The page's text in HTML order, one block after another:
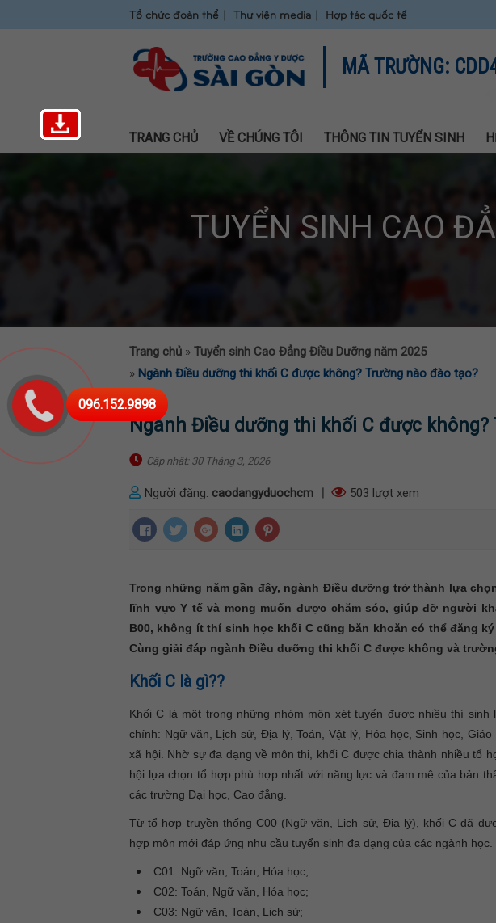
Tổ chức đoàn thể Thư viện media Hợp tác quốc tế
MÃ TRƯỜNG:
TRANG CHỦ VỀ CHÚNG TÔI THÔNG TIN TUYỂN SINH
096.152.9898
TUYỂN SINH CAO
Trang chủ » Tuyển sinh Cao Đẳng Điều Dưỡng năm 2025
» Ngành Điều dưỡng thi khối C được không? Trường nào đào tạo?
Ngành Điều dưỡng thi khối C được không?
Cập nhật: 30 Tháng 3, 2026
Người đăng: caodangyduochcm 503 lượt xem
Trong những năm gần đây, ngành Điều dưỡng trở thành lựa
lĩnh vực Y tế và mong muốn được chăm sóc, giúp đỡ người
B00, không ít thí sinh học khối C cũng băn khoăn có thể đăng
Cùng giải đáp ngành Điều dưỡng thi khối C được không và
Khối C là gì??
Khối C là một trong những nhóm môn xét tuyển được nhiều thí
chính: Ngữ văn, Lịch sử, Địa lý, Toán, Vật lý, Hóa học, Sinh học,
xã hội. Nhờ sự đa dạng về môn thi, khối C được chia thành nhiều tổ
hội lựa chọn tổ hợp phù hợp nhất với năng lực và đam mê của bản
các trường Đại học, Cao đẳng.
Từ tổ hợp truyền thống C00 (Ngữ văn, Lịch sử, Địa lý), khối C đã
hợp môn mới đáp ứng nhu cầu tuyển sinh đa dạng của các ngành học.
C01: Ngữ văn, Toán, Hóa học;
C02: Toán, Ngữ văn, Hóa học;
C03: Ngữ văn, Toán, Lịch sử;